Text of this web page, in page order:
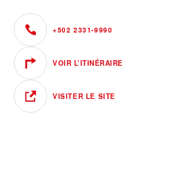
+502 2331-9990
VOIR L’ITINÉRAIRE
VISITER LE SITE